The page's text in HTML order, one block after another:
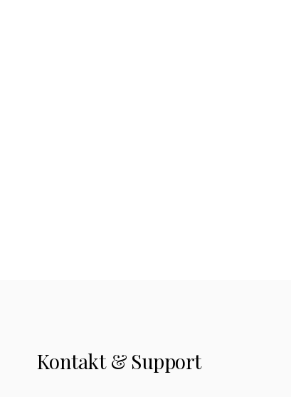
Kontakt & Support